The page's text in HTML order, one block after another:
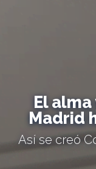
El
Madrid
Así se creó